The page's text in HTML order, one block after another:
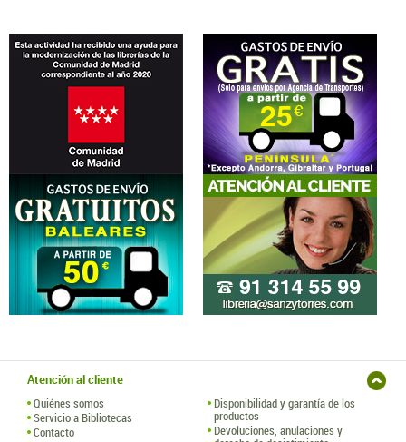
Atención al cliente
Quiénes somos
Servicio a Bibliotecas
Contacto
Disponibilidad y garantía de los
productos
Devoluciones, anulaciones y